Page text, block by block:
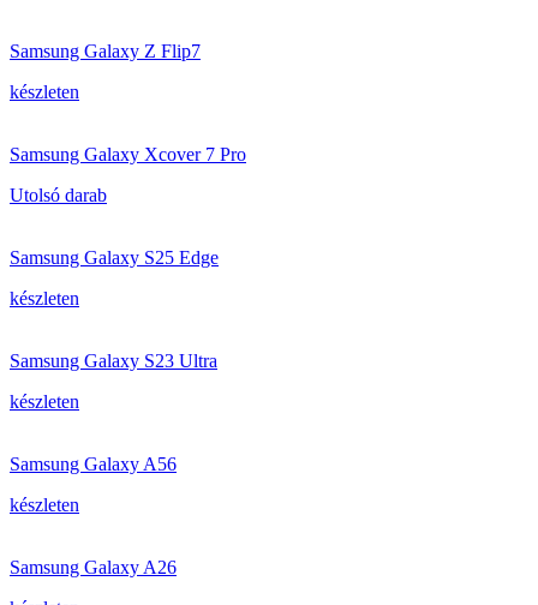
Samsung Galaxy Z Flip7
készleten
Samsung Galaxy Xcover 7 Pro
Utolsó darab
Samsung Galaxy S25 Edge
készleten
Samsung Galaxy S23 Ultra
készleten
Samsung Galaxy A56
készleten
Samsung Galaxy A26